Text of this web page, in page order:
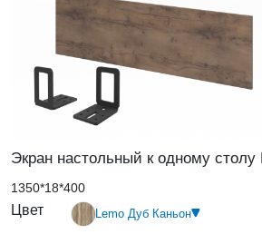
Экран настольный к одному столу
1350*18*400
Цвет Lemo Дуб Каньон